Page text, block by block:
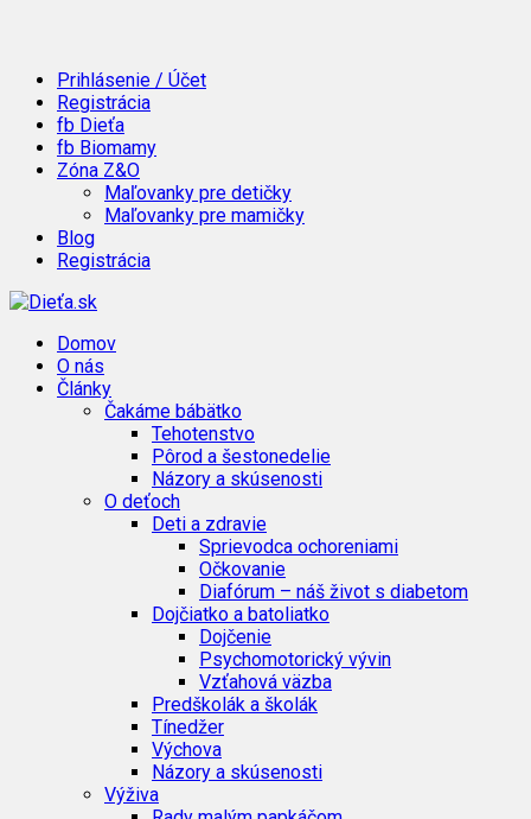
Prihlásenie / Účet
Registrácia
fb Dieťa
fb Biomamy
Zóna Z&O
Maľovanky pre detičky
Maľovanky pre mamičky
Blog
Registrácia
Domov
O nás
Články
Čakáme bábätko
Tehotenstvo
Pôrod a šestonedelie
Názory a skúsenosti
O deťoch
Deti a zdravie
Sprievodca ochoreniami
Očkovanie
Diafórum – náš život s diabetom
Dojčiatko a batoliatko
Dojčenie
Psychomotorický vývin
Vzťahová väzba
Predškolák a školák
Tínedžer
Výchova
Názory a skúsenosti
Výživa